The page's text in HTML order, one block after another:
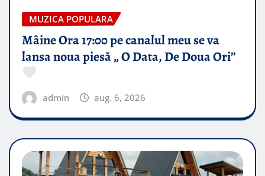
MUZICA POPULARA
Mâine Ora 17:00 pe canalul meu se va
lansa noua piesă „ O Data, De Doua Ori”
admin aug. 6, 2026